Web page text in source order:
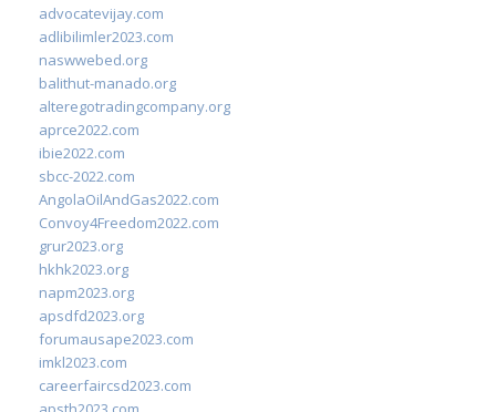
advocatevijay.com
adlibilimler2023.com
naswwebed.org
balithut-manado.org
alteregotradingcompany.org
aprce2022.com
ibie2022.com
sbcc-2022.com
AngolaOilAndGas2022.com
Convoy4Freedom2022.com
grur2023.org
hkhk2023.org
napm2023.org
apsdfd2023.org
forumausape2023.com
imkl2023.com
careerfaircsd2023.com